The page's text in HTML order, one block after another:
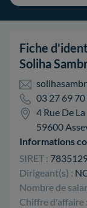
Fiche
Soliha
03 27 69
4 Rue De
59600
Informations
SIRET :
Dirigeant(s) :
Nombre de
Chiffre d'affaire :